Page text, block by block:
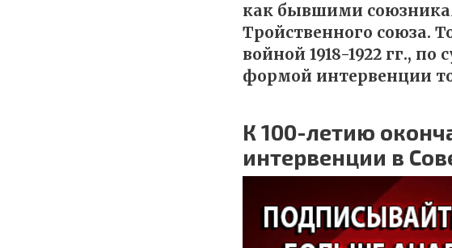
как бывшими
Тройственного союза.
войной 1918-1922 гг.,
формой интервенции
К 100-летию
интервенции в